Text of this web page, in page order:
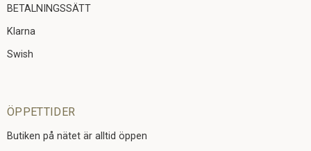
BETALNINGSSÄTT
Klarna
Swish
ÖPPETTIDER
Butiken på nätet är alltid öppen